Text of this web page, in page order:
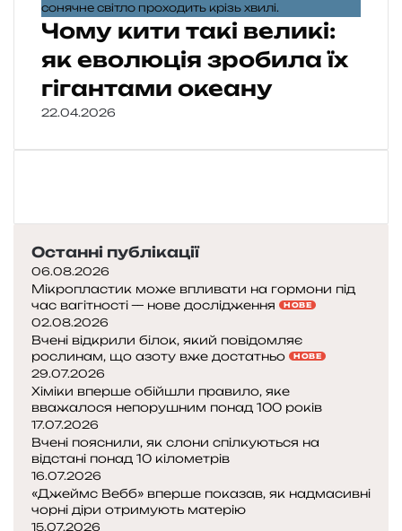
Чому кити такі великі:
як еволюція зробила їх
гігантами океану
22.04.2026
Останні публікації
06.08.2026
Мікропластик може впливати на гормони під
час вагітності — нове дослідження
НОВЕ
02.08.2026
Вчені відкрили білок, який повідомляє
рослинам, що азоту вже достатньо
НОВЕ
29.07.2026
Хіміки вперше обійшли правило, яке
вважалося непорушним понад 100 років
17.07.2026
Вчені пояснили, як слони спілкуються на
відстані понад 10 кілометрів
16.07.2026
«Джеймс Вебб» вперше показав, як надмасивні
чорні діри отримують матерію
15.07.2026